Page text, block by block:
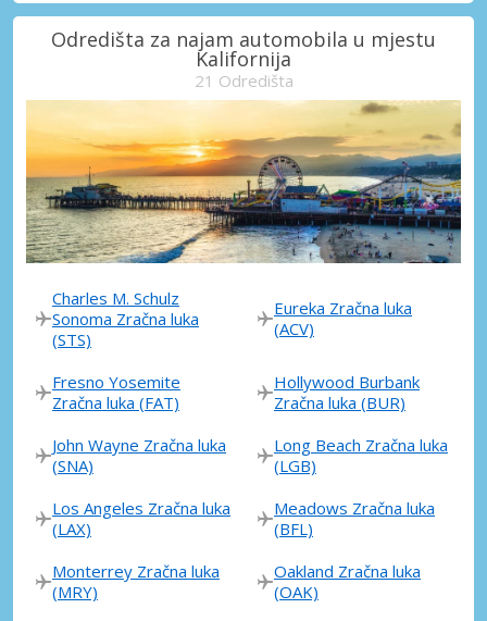
Odredišta za najam automobila u mjestu
Kalifornija
21 Odredišta
Charles M. Schulz
Sonoma Zračna luka
(STS)
Eureka Zračna luka
(ACV)
Fresno Yosemite
Zračna luka (FAT)
Hollywood Burbank
Zračna luka (BUR)
John Wayne Zračna luka
(SNA)
Long Beach Zračna luka
(LGB)
Los Angeles Zračna luka
(LAX)
Meadows Zračna luka
(BFL)
Monterrey Zračna luka
(MRY)
Oakland Zračna luka
(OAK)